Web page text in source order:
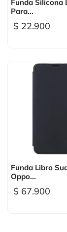
Funda Silicona
Para...
$ 22.900
Funda Libro
Oppo...
$ 67.900